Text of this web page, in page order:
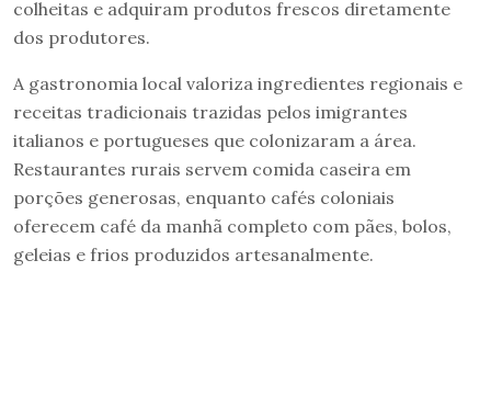
colheitas e adquiram produtos frescos diretamente
dos produtores.
A gastronomia local valoriza ingredientes regionais e
receitas tradicionais trazidas pelos imigrantes
italianos e portugueses que colonizaram a área.
Restaurantes rurais servem comida caseira em
porções generosas, enquanto cafés coloniais
oferecem café da manhã completo com pães, bolos,
geleias e frios produzidos artesanalmente.